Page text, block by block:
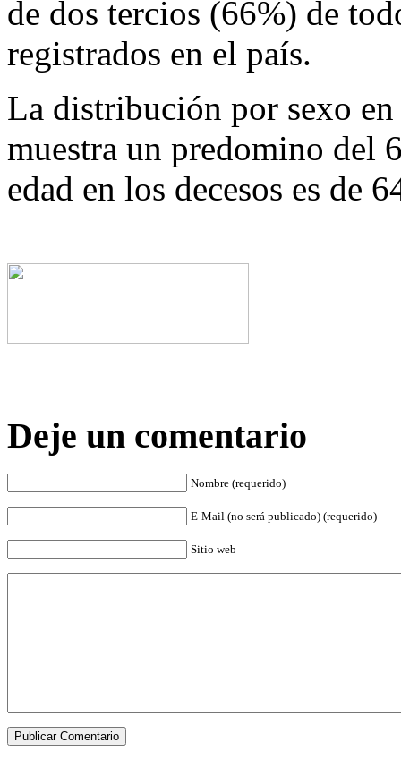
de dos tercios (66%) de
registrados en el país.
La distribución por sexo
muestra un predomino del
edad en los decesos es de
Deje un comentario
Nombre (requerido)
E-Mail (no será publicado) (requerido)
Sitio web